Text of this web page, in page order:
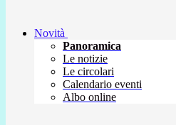
Novità
Panoramica
Le notizie
Le circolari
Calendario eventi
Albo online